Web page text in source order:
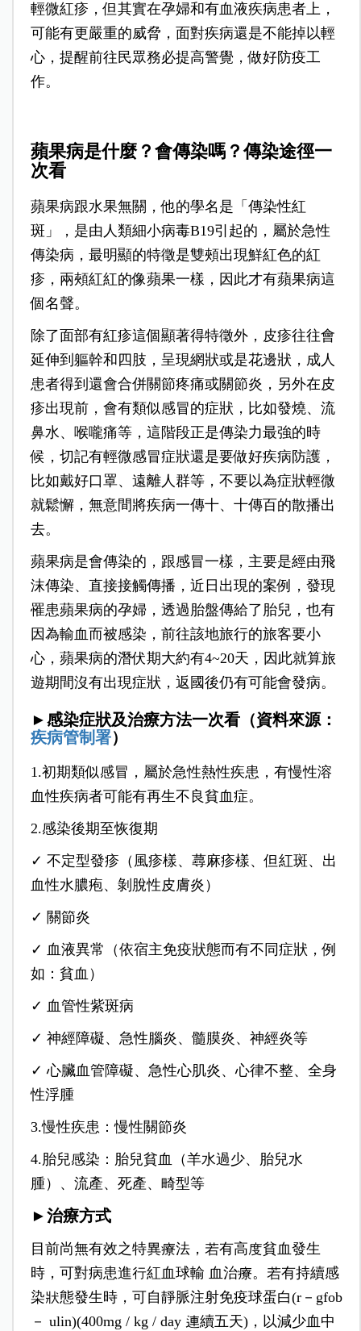
輕微紅疹，但其實在孕婦和有血液疾病患者上，
可能有更嚴重的威脅，面對疾病還是不能掉以輕
心，提醒前往民眾務必提高警覺，做好防疫工
作。
蘋果病是什麼？會傳染嗎？傳染途徑一
次看
蘋果病跟水果無關，他的學名是「傳染性紅
斑」，是由人類細小病毒B19引起的，屬於急性
傳染病，最明顯的特徵是雙頰出現鮮紅色的紅
疹，兩頰紅紅的像蘋果一樣，因此才有蘋果病這
個名聲。
除了面部有紅疹這個顯著得特徵外，皮疹往往會
延伸到軀幹和四肢，呈現網狀或是花邊狀，成人
患者得到還會合併關節疼痛或關節炎，另外在皮
疹出現前，會有類似感冒的症狀，比如發燒、流
鼻水、喉嚨痛等，這階段正是傳染力最強的時
候，切記有輕微感冒症狀還是要做好疾病防護，
比如戴好口罩、遠離人群等，不要以為症狀輕微
就鬆懈，無意間將疾病一傳十、十傳百的散播出
去。
蘋果病是會傳染的，跟感冒一樣，主要是經由飛
沫傳染、直接接觸傳播，近日出現的案例，發現
罹患蘋果病的孕婦，透過胎盤傳給了胎兒，也有
因為輸血而被感染，前往該地旅行的旅客要小
心，蘋果病的潛伏期大約有4~20天，因此就算旅
遊期間沒有出現症狀，返國後仍有可能會發病。
►感染症狀及治療方法一次看（資料來源：
疾病管制署）
1.初期類似感冒，屬於急性熱性疾患，有慢性溶
血性疾病者可能有再生不良貧血症。
2.感染後期至恢復期
✓ 不定型發疹（風疹樣、蕁麻疹樣、但紅斑、出
血性水膿疱、剝脫性皮膚炎）
✓ 關節炎
✓ 血液異常（依宿主免疫狀態而有不同症狀，例
如：貧血）
✓ 血管性紫斑病
✓ 神經障礙、急性腦炎、髓膜炎、神經炎等
✓ 心臟血管障礙、急性心肌炎、心律不整、全身
性浮腫
3.慢性疾患：慢性關節炎
4.胎兒感染：胎兒貧血（羊水過少、胎兒水
腫）、流產、死產、畸型等
►治療方式
目前尚無有效之特異療法，若有高度貧血發生
時，可對病患進行紅血球輸 血治療。若有持續感
染狀態發生時，可自靜脈注射免疫球蛋白(r－gfob
－ ulin)(400mg / kg / day 連續五天)，以減少血中